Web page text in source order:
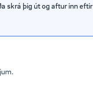
þig út og aftur inn